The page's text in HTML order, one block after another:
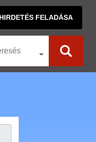
HIRDETÉS FELADÁSA